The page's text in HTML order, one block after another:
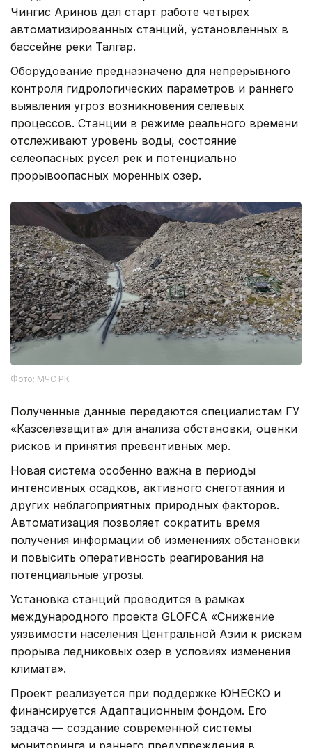
Чингис Аринов дал старт работе четырех
автоматизированных станций, установленных в
бассейне реки Талгар.
Оборудование предназначено для непрерывного
контроля гидрологических параметров и раннего
выявления угроз возникновения селевых
процессов. Станции в режиме реального времени
отслеживают уровень воды, состояние
селеопасных русел рек и потенциально
прорывоопасных моренных озер.
Фото: МЧС РК
Полученные данные передаются специалистам ГУ
«Казселезащита» для анализа обстановки, оценки
рисков и принятия превентивных мер.
Новая система особенно важна в периоды
интенсивных осадков, активного снеготаяния и
других неблагоприятных природных факторов.
Автоматизация позволяет сократить время
получения информации об изменениях обстановки
и повысить оперативность реагирования на
потенциальные угрозы.
Установка станций проводится в рамках
международного проекта GLOFCA «Снижение
уязвимости населения Центральной Азии к рискам
прорыва ледниковых озер в условиях изменения
климата».
Проект реализуется при поддержке ЮНЕСКО и
финансируется Адаптационным фондом. Его
задача — создание современной системы
мониторинга и раннего предупреждения в